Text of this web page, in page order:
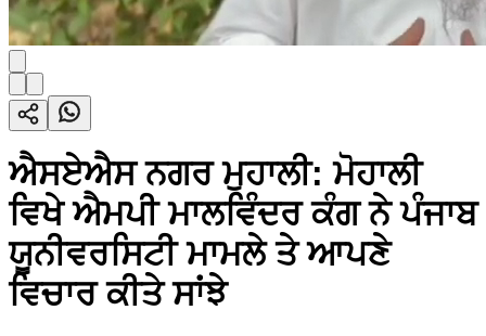
ਐਸਏਐਸ ਨਗਰ ਮੁਹਾਲੀ: ਮੋਹਾਲੀ
ਵਿਖੇ ਐਮਪੀ ਮਾਲਵਿੰਦਰ ਕੰਗ ਨੇ ਪੰਜਾਬ
ਯੂਨੀਵਰਸਿਟੀ ਮਾਮਲੇ ਤੇ ਆਪਣੇ
ਵਿਚਾਰ ਕੀਤੇ ਸਾਂਝੇ